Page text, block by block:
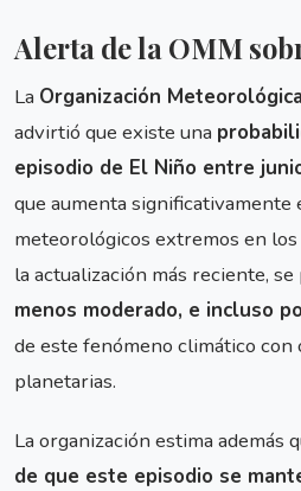
Alerta de la OMM
La Organización
advirtió que existe una
episodio de El Niño entre
que aumenta significativamente
meteorológicos extremos en
la actualización más reciente,
menos moderado, e incluso
de este fenómeno climático con
planetarias.
La organización estima además
de que este episodio se